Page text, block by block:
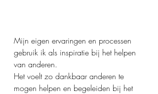
Mijn eigen ervaringen en processen
gebruik ik als inspiratie bij het helpen
van anderen.
Het voelt zo dankbaar anderen te
mogen helpen en begeleiden bij het